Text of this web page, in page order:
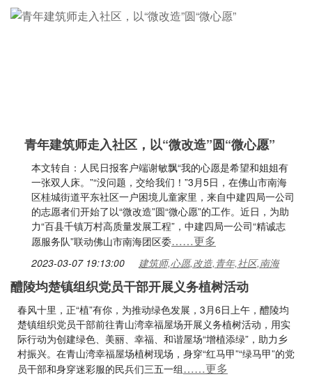
青年建筑师走入社区，​以“微改造”圆“微心愿”
本文转自：人民日报客户端谢敏飘“我的心愿是希望和姐姐有
一张双人床。”“没问题，交给我们！”3月5日，在佛山市南海
区桂城街道平东社区一户困境儿童家里，来自中建四局一公司
的志愿者们开始了以“微改造”圆“微心愿”的工作。近日，为助
力“百县千镇万村高质量发展工程”，中建四局一公司“精诚志
愿服务队”联动佛山市南海团区委……更多
2023-03-07 19:13:00 建筑师,心愿,改造,青年,社区,南海
醴陵均楚镇组织党员干部开展义务植树活动
春风十里，正“植”有你，为推动绿色发展，3月6日上午，醴陵均
楚镇组织党员干部前往青山湾幸福屋场开展义务植树活动，用实
际行动为创建绿色、美丽、幸福、和谐屋场“增植添绿”，助力乡
村振兴。在青山湾幸福屋场植树现场，身穿“红马甲”“绿马甲”的党
员干部和身穿迷彩服的民兵们三五一组……更多